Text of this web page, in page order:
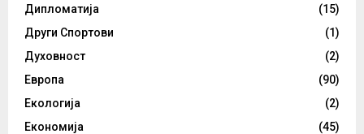
Дипломатија
(15)
Други Спортови
(1)
Духовност
(2)
Европа
(90)
Екологија
(2)
Економија
(45)